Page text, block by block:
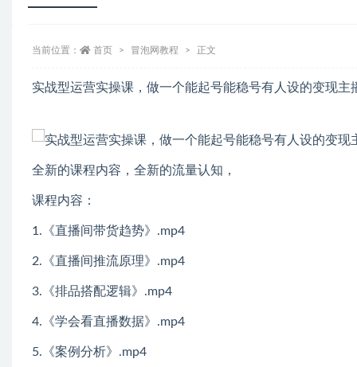
当前位置： 首页 冒泡网教程 正文
实战型运营实操课，做一个能起号能稳号有人设的变现主
全新的课程内容，全新的流量认知，
课程内容：
1.《直播间带货趋势》.mp4
2.《直播间推流原理》.mp4
3.《排品搭配逻辑》.mp4
4.《学会看直播数据》.mp4
5.《案例分析》.mp4